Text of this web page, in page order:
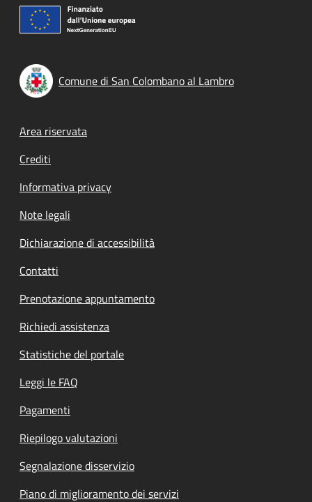
Comune di San Colombano al Lambro
Footer menu
Area riservata
Crediti
Informativa privacy
Note legali
Dichiarazione di accessibilità
Contatti
Prenotazione appuntamento
Richiedi assistenza
Statistiche del portale
Leggi le FAQ
Pagamenti
Riepilogo valutazioni
Segnalazione disservizio
Piano di miglioramento dei servizi